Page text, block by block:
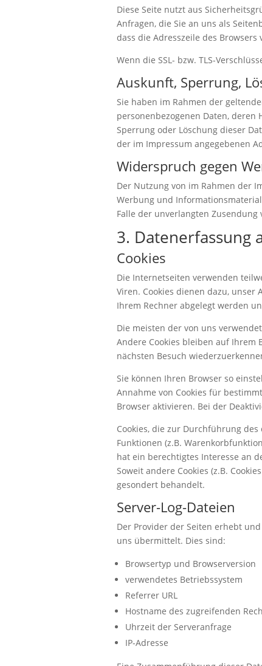
Diese Seite nutzt aus
Anfragen, die Sie an uns als
dass die Adresszeile des
Wenn die SSL- bzw. TLS-
Auskunft, Sperrung,
Sie haben im Rahmen der
personenbezogenen Daten,
Sperrung oder Löschung dieser
der im Impressum angegebenen
Widerspruch gegen
Der Nutzung von im Rahmen der
Werbung und
Falle der unverlangten
3. Datenerfassung
Cookies
Die Internetseiten verwenden
Viren. Cookies dienen dazu,
Ihrem Rechner abgelegt werden
Die meisten der von uns
Andere Cookies bleiben auf Ihrem
nächsten Besuch
Sie können Ihren Browser so
Annahme von Cookies für
Browser aktivieren. Bei der
Cookies, die zur Durchführung
Funktionen (z.B.
hat ein berechtigtes Interesse an
Soweit andere Cookies (z.B.
gesondert behandelt.
Server-Log-Dateien
Der Provider der Seiten erhebt
uns übermittelt. Dies sind:
Browsertyp und Browserversion
verwendetes Betriebssystem
Referrer URL
Hostname des zugreifenden
Uhrzeit der Serveranfrage
IP-Adresse